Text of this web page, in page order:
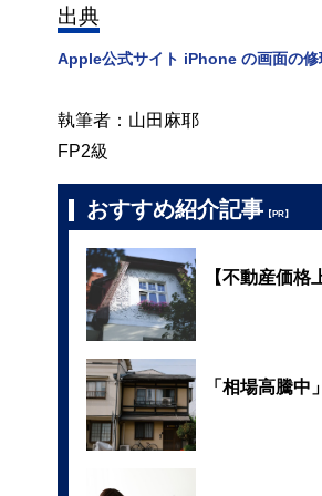
出典
Apple公式サイト iPhone の画面の修
執筆者：山田麻耶
FP2級
おすすめ紹介記事 【PR】
【不動産価
「相場高騰